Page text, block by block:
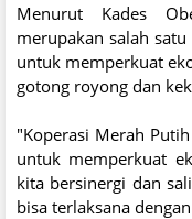
Menurut Kades
merupakan salah
untuk memperkuat
gotong royong dan
"Koperasi Merah
untuk memperkuat
kita bersinergi dan
bisa terlaksana